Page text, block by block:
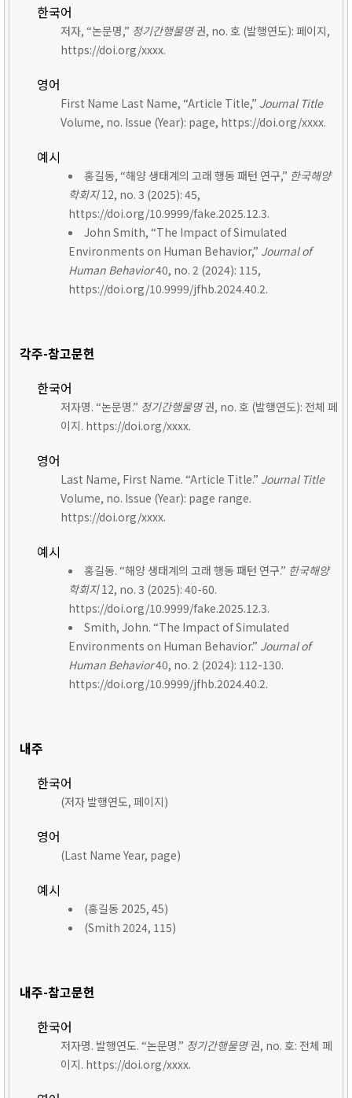
한국어
저자, “논문명,” 정기간행물명권, no. 호 (발행연도): 페이지,
https://doi.org/xxxx.
영어
First Name Last Name, “Article Title,” Journal Title
Volume, no. Issue (Year): page, https://doi.org/xxxx.
예시
홍길동, “해양 생태계의 고래 행동 패턴 연구,” 한국해양
학회지12, no. 3 (2025): 45,
https://doi.org/10.9999/fake.2025.12.3.
John Smith, “The Impact of Simulated
Environments on Human Behavior,” Journal of
Human Behavior40, no. 2 (2024): 115,
https://doi.org/10.9999/jfhb.2024.40.2.
각주-참고문헌
한국어
저자명. “논문명.” 정기간행물명권, no. 호 (발행연도): 전체 페
이지. https://doi.org/xxxx.
영어
Last Name, First Name. “Article Title.” Journal Title
Volume, no. Issue (Year): page range.
https://doi.org/xxxx.
예시
홍길동. “해양 생태계의 고래 행동 패턴 연구.” 한국해양
학회지12, no. 3 (2025): 40-60.
https://doi.org/10.9999/fake.2025.12.3.
Smith, John. “The Impact of Simulated
Environments on Human Behavior.” Journal of
Human Behavior40, no. 2 (2024): 112-130.
https://doi.org/10.9999/jfhb.2024.40.2.
내주
한국어
(저자 발행연도, 페이지)
영어
(Last Name Year, page)
예시
(홍길동 2025, 45)
(Smith 2024, 115)
내주-참고문헌
한국어
저자명. 발행연도. “논문명.” 정기간행물명권, no. 호: 전체 페
이지. https://doi.org/xxxx.